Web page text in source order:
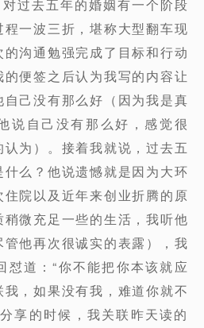
过去五年的婚姻有一个阶段
一波三折，堪称大型翻车现
沟通勉强完成了目标和行动
便签之后认为我写的内容让
己没有那么好（因为我是真
说自己没有那么好，感觉很
为）。接着我就说，过去五
么？他说遗憾就是因为大环
院以及近年来创业折腾的原
微充足一些的生活，我听他
他再次很诚实的表露），我
怼道：“你不能把你本该就应
，如果没有我，难道你就不
享的时候，我关联昨天读的